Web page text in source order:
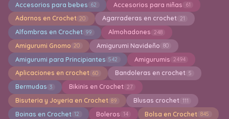
Accesorios para bebes 62 Accesorios para niñas 61
Adornos en Crochet 20 Agarraderas en crochet 21
Alfombras en Crochet 99 Almohadones 248
Amigurumi Gnomo 20 Amigurumi Navideño 80
Amigurumi para Principiantes 542 Amigurumis 2494
Aplicaciones en crochet 60 Bandoleras en crochet 5
Bermudas 3 Bikinis en Crochet 27
Bisuteria y Joyeria en Crochet 89 Blusas crochet 111
Boinas en Crochet 12 Boleros 14 Bolsa en Crochet 845